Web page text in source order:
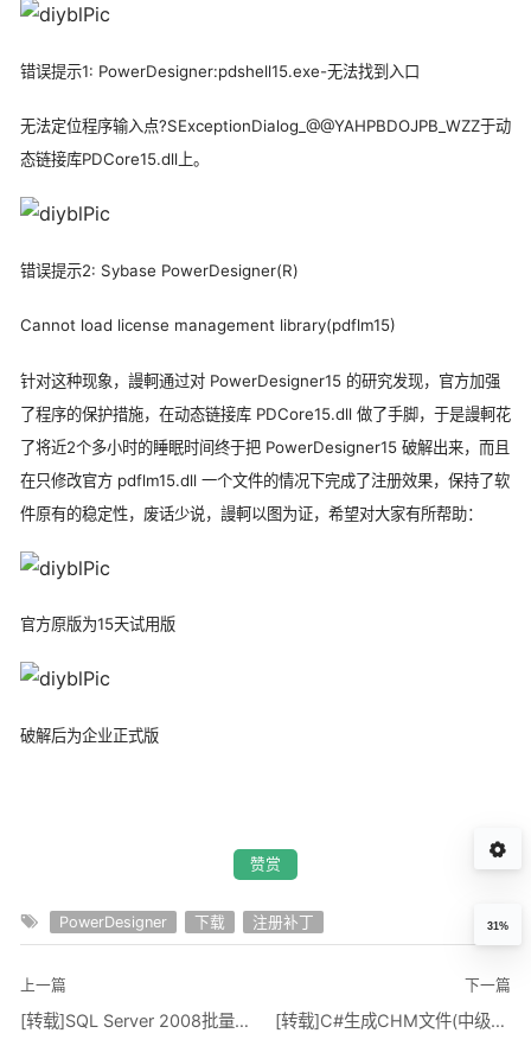
错误提示1: PowerDesigner:pdshell15.exe-无法找到入口
无法定位程序输入点?SExceptionDialog_@@YAHPBDOJPB_WZZ于动
态链接库PDCore15.dll上。
错误提示2: Sybase PowerDesigner(R)
Cannot load license management library(pdflm15)
针对这种现象，謾軻通过对 PowerDesigner15 的研究发现，官方加强
了程序的保护措施，在动态链接库 PDCore15.dll 做了手脚，于是謾軻花
了将近2个多小时的睡眠时间终于把 PowerDesigner15 破解出来，而且
在只修改官方 pdflm15.dll 一个文件的情况下完成了注册效果，保持了软
件原有的稳定性，废话少说，謾軻以图为证，希望对大家有所帮助：
官方原版为15天试用版
破解后为企业正式版
赞赏
PowerDesigner 下载 注册补丁
上一篇
[转载]SQL Server 2008批量删除数据表
下一篇
[转载]C#生成CHM文件(中级篇)
31%